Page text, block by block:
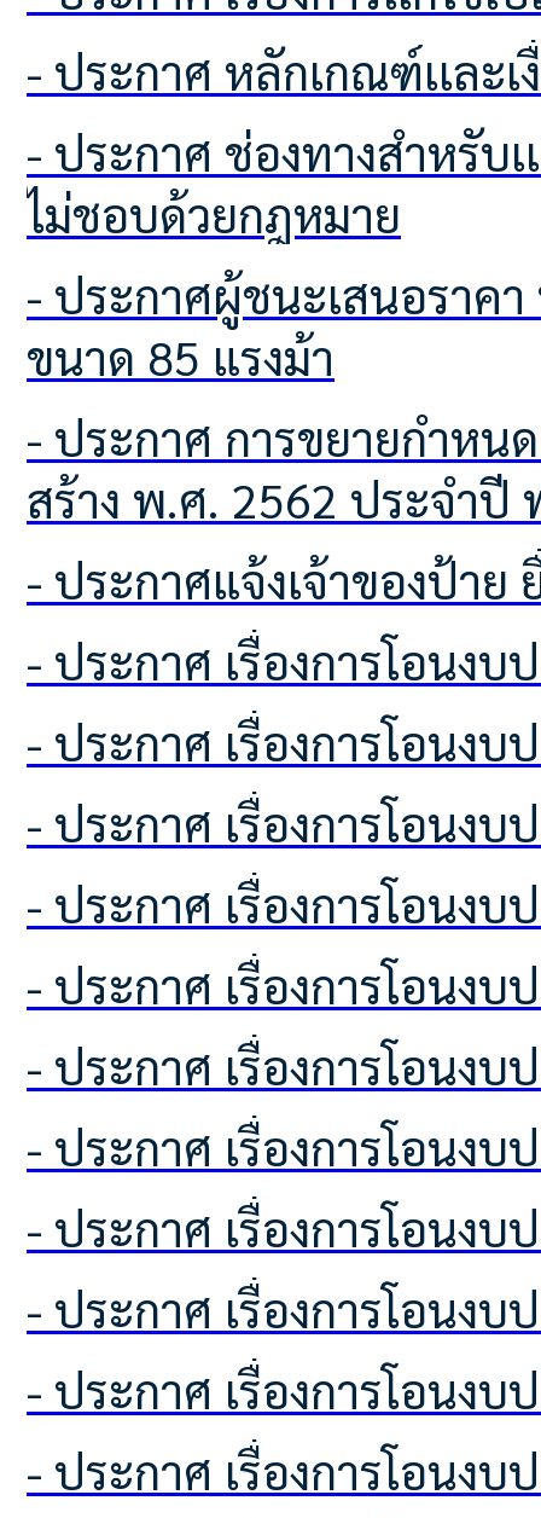
- ประกาศ หลักเกณฑ์เเล
- ประกาศ ช่องทางสำหรับเเจ้งเบาะเเสป้ายโฆษณาหรือสิ่งอื่นใดที่รุกล้ำทางสาธารณะที่
ไม่ชอบด้วยกฎหมาย
- ประกาศผู้ชนะเสนอราคา ประกวดราคารถฟาร์มแทรกเตอร์ ชนิดขับเคลื่อน 4 ล้อ
ขนาด 85 แรงม้า
- ประกาศ การขยายกำหนดเวลาดำเนินการตามพระราชบัญญัติภาษีที่ดินและสิ่งปลูก
สร้าง พ.ศ. 2562 ประจำปี
- ประกาศแจ้งเจ้าของป้า
- ประกาศ เรื่องการโอน
- ประกาศ เรื่องการโอน
- ประกาศ เรื่องการโอน
- ประกาศ เรื่องการโอน
- ประกาศ เรื่องการโอน
- ประกาศ เรื่องการโอน
- ประกาศ เรื่องการโอน
- ประกาศ เรื่องการโอน
- ประกาศ เรื่องการโอน
- ประกาศ เรื่องการโอน
- ประกาศ เรื่องการโอน